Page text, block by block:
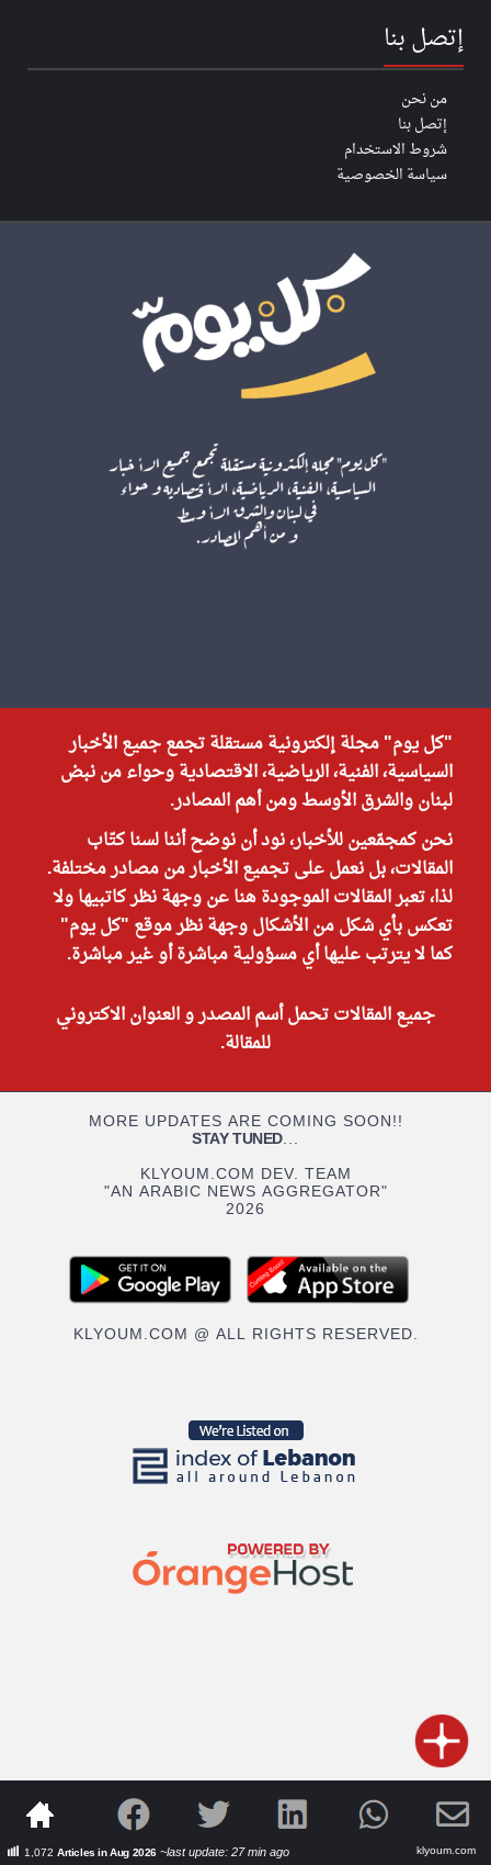
إتصل بنا
من نحن
إتصل بنا
شروط الاستخدام
سياسة الخصوصية
"كل يوم" مجلة إلكترونية مستقلة تجمع جميع الأخبار
السياسية، الفنية، الرياضية، الاقتصادية وحواء من نبض
لبنان والشرق الأوسط ومن أهم المصادر.
نحن كمجمّعين للأخبار، نود أن نوضح أننا لسنا كتّاب
المقالات، بل نعمل على تجميع الأخبار من مصادر مختلفة.
لذا، تعبر المقالات الموجودة هنا عن وجهة نظر كاتبيها ولا
تعكس بأي شكل من الأشكال وجهة نظر موقع "كل يوم"
كما لا يترتب عليها أي مسؤولية مباشرة أو غير مباشرة.
جميع المقالات تحمل أسم المصدر و العنوان الاكتروني
للمقالة.
MORE UPDATES ARE COMING SOON!!
STAY TUNED...
KLYOUM.COM DEV. TEAM
"AN ARABIC NEWS AGGREGATOR"
2026
KLYOUM.COM @ ALL RIGHTS RESERVED.
1,072 Articles in Aug 2026~last update: 27 min ago klyoum.com